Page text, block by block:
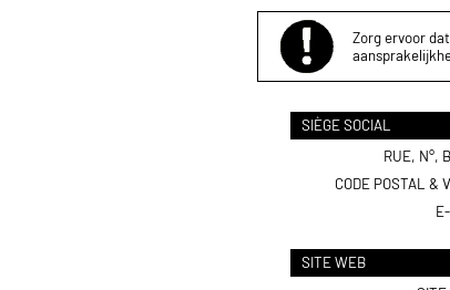
Zorg ervoor
SIÈGE SOCIAL
RUE, N°,
CODE POSTAL &
SITE WEB